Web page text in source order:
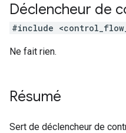
Déclencheur de
#include
Ne fait rien.
Résumé
Sert de déclencheur de